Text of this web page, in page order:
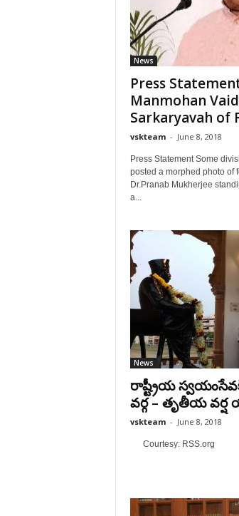
News
Press
Manmohan
Sarkaryavah of
vskteam - June 8, 2018
Press Statement Some
posted a morphed photo of
Dr.Pranab Mukherjee
a...
News
రాష్ట్రీయ
వర్గ – తృతీయ వర్ష
vskteam - June 8, 2018
Courtesy: RSS.org